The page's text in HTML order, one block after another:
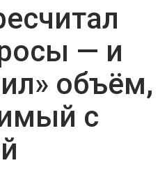
— и
объём,
с